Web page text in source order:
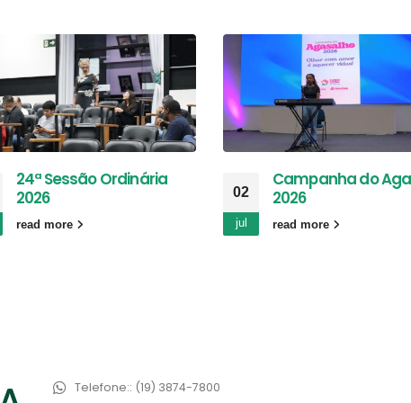
24ª Sessão Ordinária
2026
read more
02
jul
Campanha do
2026
read more
Telefone:: (19) 3874-7800